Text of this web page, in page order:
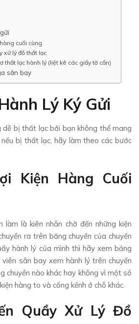
cuối cùng
xử lý đồ thất lạc
thất lạc hành lý (liệt kê các giấy tờ cần)
sân bay
Lý Ký Gửi
dễ bị thất lạc bởi bạn không thể mang
bị thất lạc, hãy làm theo các bước
Kiện Hàng Cuối
làm là kiên nhẫn chờ đến những kiện
ra trên băng chuyền của chuyến
hành lý của mình thì hãy xem bảng
sân bay xem hành lý trên chuyến
chuyền nào khác hay không vì một số
hàng to và cồng kềnh ở chỗ khác.
Quầy Xử Lý Đồ